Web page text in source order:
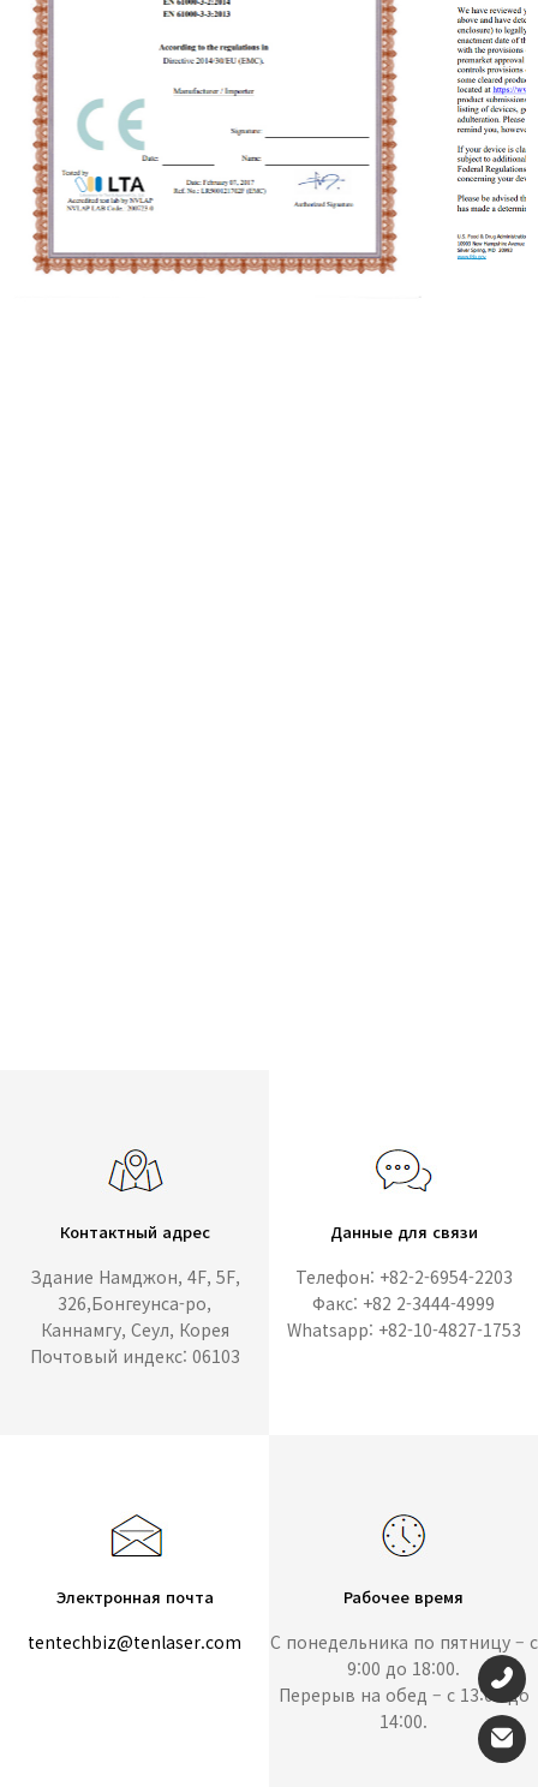
Контактный адрес
Здание Намджон, 4F, 5F,
326,Бонгеунса-ро,
Каннамгу, Сеул, Корея
Почтовый индекс: 06103
Данные для связи
Телефон: +82-2-6954-2203
Факс: +82 2-3444-4999
Whatsapp: +82-10-4827-1753
Электронная почта
tentechbiz@tenlaser.com
Рабочее время
С понедельника по пятницу – с
9:00 до 18:00.
Перерыв на обед – с 13:00 до
14:00.